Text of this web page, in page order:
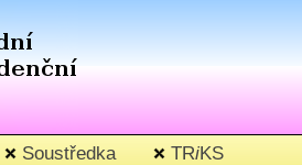
Soustředka TRiKS